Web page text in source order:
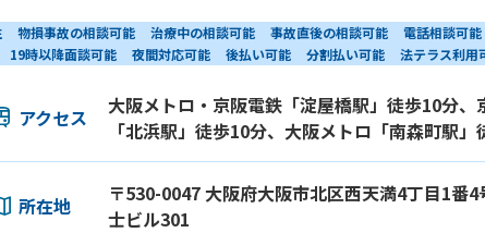
物損事故の相談可能 治療中の相談可能 事故直後の相談可能 電話相談可能
19時以降面談可能 夜間対応可能 後払い可能 分割払い可能 法テラス利用
アクセス
大阪メトロ・京阪電鉄「淀屋橋駅」徒歩10分、
「北浜駅」徒歩10分、大阪メトロ「南森町駅」
所在地
〒530-0047 大阪府大阪市北区西天満4丁目1番
士ビル301